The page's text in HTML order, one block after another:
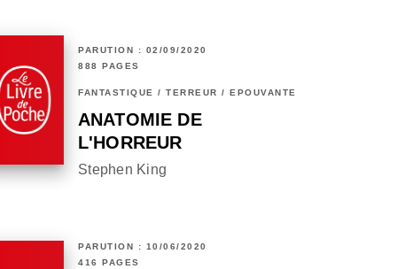
PARUTION : 02/09/2020
888 PAGES
FANTASTIQUE / TERREUR / EPOUVANTE
ANATOMIE DE
L'HORREUR
Stephen King
PARUTION : 10/06/2020
416 PAGES